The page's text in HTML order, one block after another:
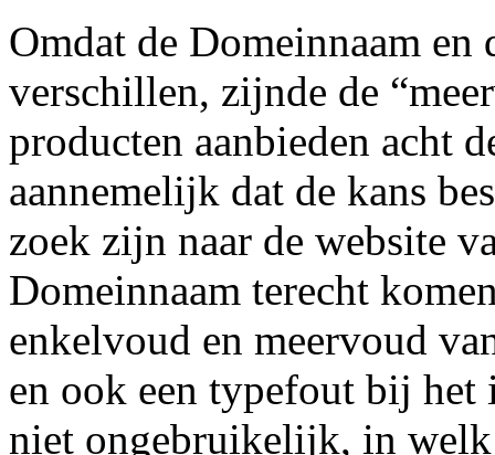
Omdat de Domeinnaam en
verschillen, zijnde de
producten aanbieden acht
aannemelijk dat de kans
zoek zijn naar de website
Domeinnaam terecht
enkelvoud en meervoud
en ook een typefout bij het
niet ongebruikelijk, in welk